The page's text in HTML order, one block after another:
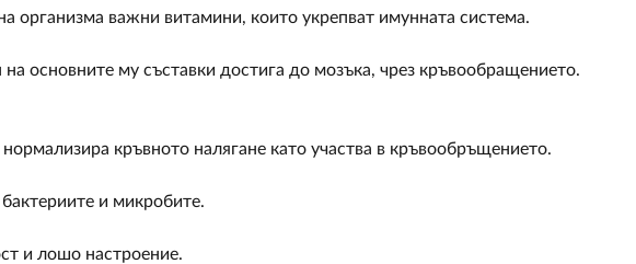
важни витамини, които укрепват имунната система.
основните му съставки достига до мозъка, чрез кръвообращението.
кръвното налягане като участва в кръвообръщението.
и микробите.
и лошо настроение.